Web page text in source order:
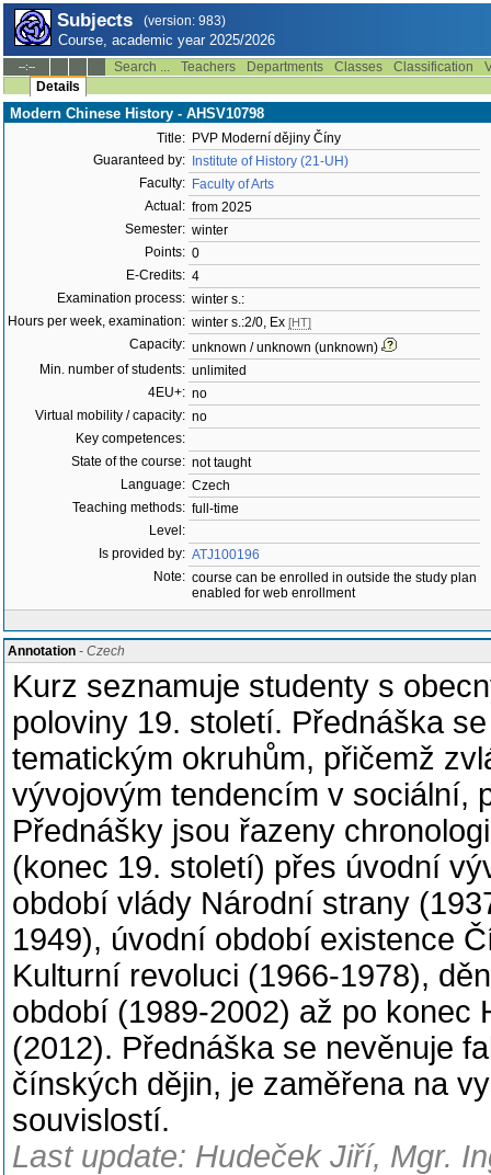
Subjects (version: 983)
Course, academic year 2025/2026
--:-- Search ... Teachers Departments Classes Classification
Details
Modern Chinese History - AHSV10798
Title: PVP Moderní dějiny Číny
Guaranteed by:
Institute of History (21-UH)
Faculty: Faculty of Arts
Actual: from 2025
Semester: winter
Points: 0
E-Credits: 4
Examination process: winter s.:
Hours per week, examination: winter s.:2/0, Ex [HT]
Capacity: unknown / unknown (unknown)
Min. number of students: unlimited
4EU+: no
Virtual mobility / capacity: no
Key competences:
State of the course: not taught
Language: Czech
Teaching methods: full-time
Level:
Is provided by: ATJ100196
Note: course can be enrolled in outside the study plan
enabled for web enrollment
Annotation - Czech
Kurz seznamuje studenty s
poloviny 19. století. Přednáška
tematickým okruhům, přičemž
vývojovým tendencím v sociální,
Přednášky jsou řazeny
(konec 19. století) přes úvodní
období vlády Národní strany
1949), úvodní období existence
Kulturní revoluci (1966-1978),
období (1989-2002) až po konec
(2012). Přednáška se nevěnuje
čínských dějin, je zaměřena na
souvislostí.
Last update: Hudeček Jiří, Mgr.